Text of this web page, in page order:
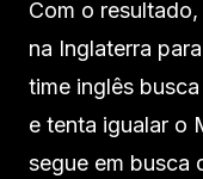
Com o
na Inglaterra
time inglês
e tenta igualar o
segue em busca